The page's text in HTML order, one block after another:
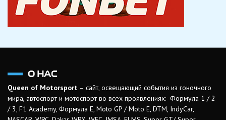
О НАС
Queen of Motorsport – сайт, освещающий события из гоночного
мира, автоспорт и мотоспорт во всех проявлениях: Формула 1 / 2
/ 3, F1 Academy, Формула Е, Moto GP / Moto E, DTM, IndyCar,